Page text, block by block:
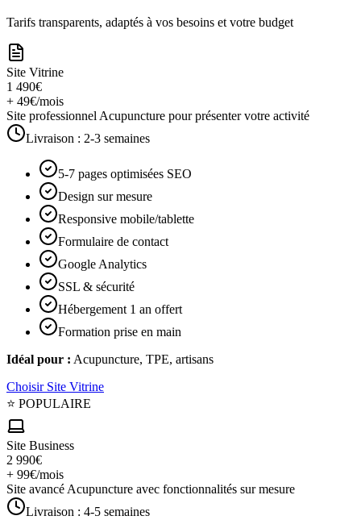
Tarifs transparents, adaptés à vos besoins et votre budget
Site Vitrine
1 490€
+ 49€/mois
Site professionnel Acupuncture pour présenter votre activité
Livraison : 2-3 semaines
5-7 pages optimisées SEO
Design sur mesure
Responsive mobile/tablette
Formulaire de contact
Google Analytics
SSL & sécurité
Hébergement 1 an offert
Formation prise en main
Idéal pour : Acupuncture, TPE, artisans
Choisir Site Vitrine
⭐ POPULAIRE
Site Business
2 990€
+ 99€/mois
Site avancé Acupuncture avec fonctionnalités sur mesure
Livraison : 4-5 semaines